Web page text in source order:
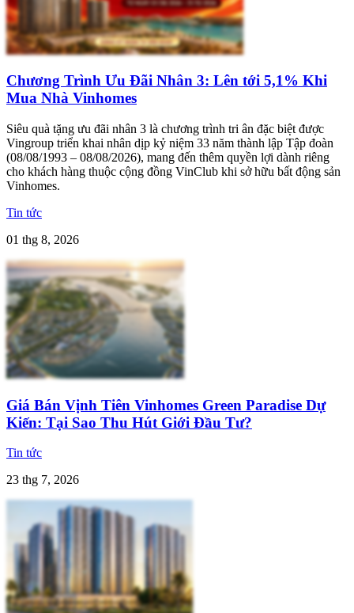
Chương Trình Ưu Đãi Nhân 3: Lên tới 5,1% Khi
Mua Nhà Vinhomes
Siêu quà tặng ưu đãi nhân 3 là chương trình tri ân đặc biệt được
Vingroup triển khai nhân dịp kỷ niệm 33 năm thành lập Tập đoàn
(08/08/1993 – 08/08/2026), mang đến thêm quyền lợi dành riêng
cho khách hàng thuộc cộng đồng VinClub khi sở hữu bất động sản
Vinhomes.
Tin tức
01 thg 8, 2026
Giá Bán Vịnh Tiên Vinhomes Green Paradise Dự
Kiến: Tại Sao Thu Hút Giới Đầu Tư?
Tin tức
23 thg 7, 2026